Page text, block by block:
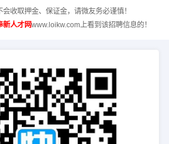
收取押金、保证金，请微友务必谨慎！
新人才网www.loikw.com上看到该招聘信息的！